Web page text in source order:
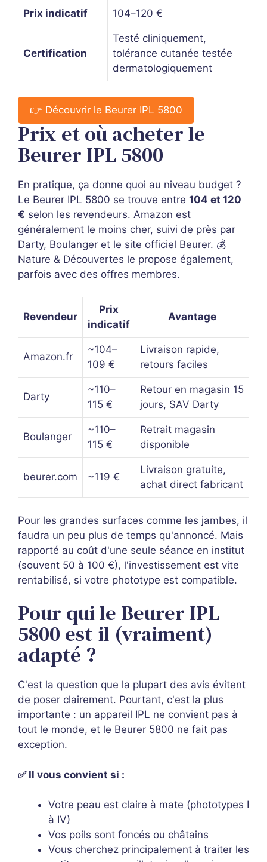
Prix indicatif 104–120 €
Certification
Testé cliniquement,
tolérance cutanée testée
dermatologiquement
👉 Découvrir le Beurer IPL 5800
Prix et où acheter le
Beurer IPL 5800
En pratique, ça donne quoi au niveau budget ?
Le Beurer IPL 5800 se trouve entre 104 et 120
€ selon les revendeurs. Amazon est
généralement le moins cher, suivi de près par
Darty, Boulanger et le site officiel Beurer. 💰
Nature & Découvertes le propose également,
parfois avec des offres membres.
Revendeur
Prix
indicatif
Avantage
Amazon.fr
~104–
109 €
Livraison rapide,
retours faciles
Darty
~110–
115 €
Retour en magasin 15
jours, SAV Darty
Boulanger
~110–
115 €
Retrait magasin
disponible
beurer.com ~119 €
Livraison gratuite,
achat direct fabricant
Pour les grandes surfaces comme les jambes, il
faudra un peu plus de temps qu'annoncé. Mais
rapporté au coût d'une seule séance en institut
(souvent 50 à 100 €), l'investissement est vite
rentabilisé, si votre phototype est compatible.
Pour qui le Beurer IPL
5800 est-il (vraiment)
adapté ?
C'est la question que la plupart des avis évitent
de poser clairement. Pourtant, c'est la plus
importante : un appareil IPL ne convient pas à
tout le monde, et le Beurer 5800 ne fait pas
exception.
✅ Il vous convient si :
Votre peau est claire à mate (phototypes I
à IV)
Vos poils sont foncés ou châtains
Vous cherchez principalement à traiter les